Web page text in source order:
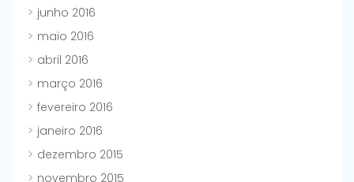
junho 2016
maio 2016
abril 2016
março 2016
fevereiro 2016
janeiro 2016
dezembro 2015
novembro 2015